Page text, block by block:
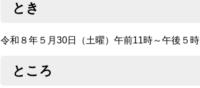
とき
令和８年５月30日（土曜）午前11時～午後５時
ところ